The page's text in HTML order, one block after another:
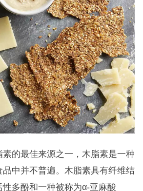
的最佳来源之一，木脂素是一种
中并不普遍。木脂素具有纤维结
多酚和一种被称为α-亚麻酸